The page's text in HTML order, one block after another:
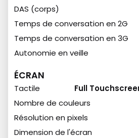
DAS (corps)
Temps de conversation en 2G
Temps de conversation en 3G
Autonomie en veille
ÉCRAN
Tactile
Full
Nombre de couleurs
Résolution en pixels
Dimension de l'écran